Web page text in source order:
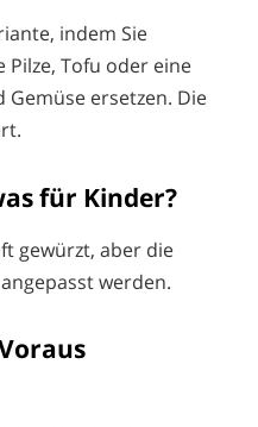
indem Sie
Tofu oder eine
ersetzen. Die
für Kinder?
gewürzt, aber die
werden.